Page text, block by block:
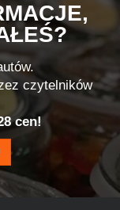
czytelników
cen!